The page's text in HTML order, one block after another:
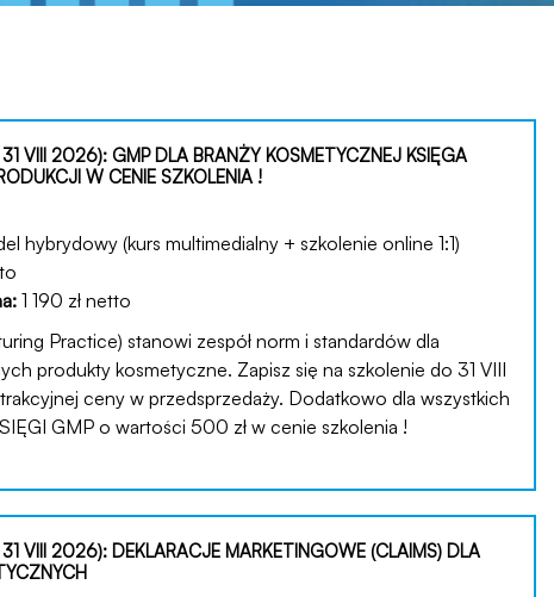
VIII 2026): GMP DLA BRANŻY KOSMETYCZNEJ KSIĘGA
W CENIE SZKOLENIA !
hybrydowy (kurs multimedialny + szkolenie online 1:1)
1 190 zł netto
Practice) stanowi zespół norm i standardów dla
produkty kosmetyczne. Zapisz się na szkolenie do 31 VIII
ceny w przedsprzedaży. Dodatkowo dla wszystkich
GMP o wartości 500 zł w cenie szkolenia !
VIII 2026): DEKLARACJE MARKETINGOWE (CLAIMS) DLA